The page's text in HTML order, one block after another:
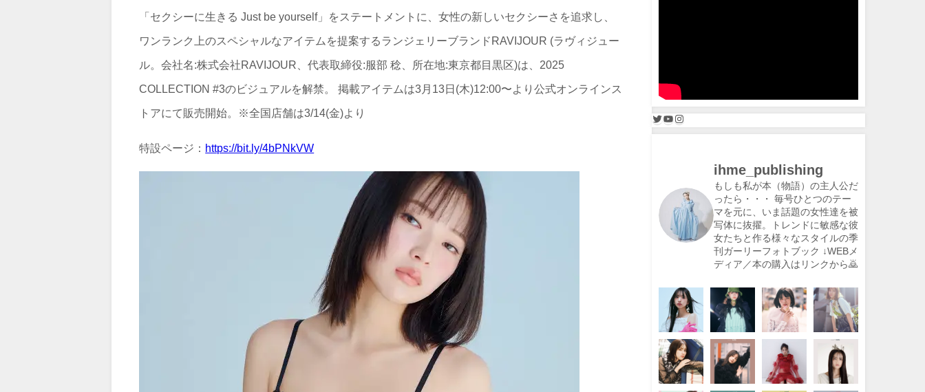
「セクシーに生きる Just be yourself」をステートメントに、女性の新しいセクシーさを追求し、
ワンランク上のスペシャルなアイテムを提案するランジェリーブランドRAVIJOUR (ラヴィジュー
ル。会社名:株式会社RAVIJOUR、代表取締役:服部 稔、所在地:東京都目黒区)は、2025
COLLECTION #3のビジュアルを解禁。 掲載アイテムは3月13日(木)12:00〜より公式オンラインス
トアにて販売開始。※全国店舗は3/14(金)より
特設ページ： https://bit.ly/4bPNkVW
ihme_publishing
もしも私が本（物語）の主人公だ
ったら・・・
毎号ひとつのテー
マを元に、いま話題の女性達を被
写体に抜擢。トレンドに敏感な彼
女たちと作る様々なスタイルの季
刊ガーリーフォトブック
↓WEBメ
ディア／本の購入はリンクから🙇